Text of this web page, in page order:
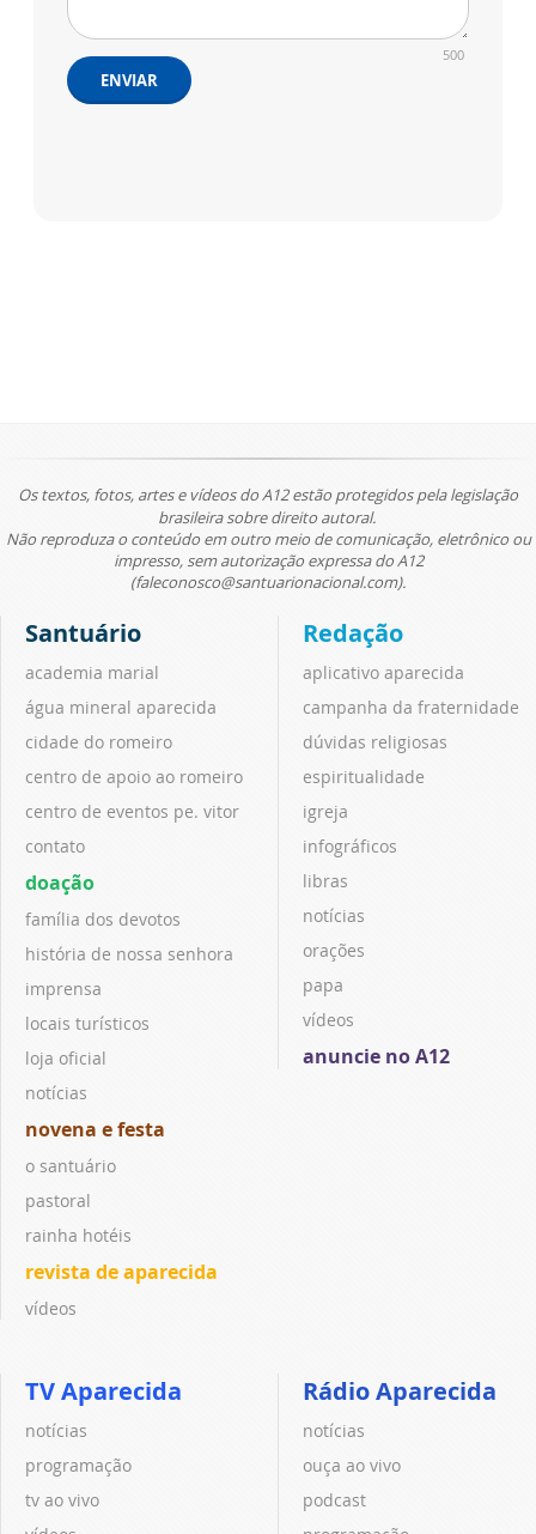
500
ENVIAR
Os textos, fotos, artes e vídeos do A12 estão protegidos pela legislação
brasileira sobre direito autoral.
Não reproduza o conteúdo em outro meio de comunicação, eletrônico ou
impresso, sem autorização expressa do A12
(faleconosco@santuarionacional.com).
Santuário
academia marial
água mineral aparecida
cidade do romeiro
centro de apoio ao romeiro
centro de eventos pe. vitor
contato
doação
família dos devotos
história de nossa senhora
imprensa
locais turísticos
loja oficial
notícias
novena e festa
o santuário
pastoral
rainha hotéis
revista de aparecida
vídeos
Redação
aplicativo aparecida
campanha da fraternidade
dúvidas religiosas
espiritualidade
igreja
infográficos
libras
notícias
orações
papa
vídeos
anuncie no A12
TV Aparecida
notícias
programação
tv ao vivo
Rádio Aparecida
notícias
ouça ao vivo
podcast